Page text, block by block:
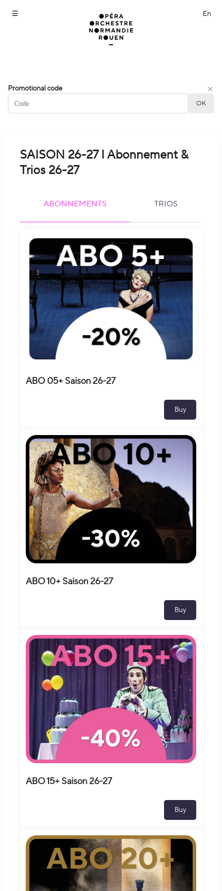
Promotional code
OK
Opéra
Orchestre
Normandie
Rouen
SAISON 26-27 I Abonnement &
Trios 26-27
ABONNEMENTS TRIOS
ABO 05+ Saison 26-27
Buy
ABO 10+ Saison 26-27
Buy
ABO 15+ Saison 26-27
Buy